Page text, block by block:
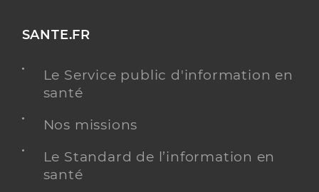
SANTE.FR
Le Service public d'information en
santé
Nos missions
Le Standard de l’information en
santé